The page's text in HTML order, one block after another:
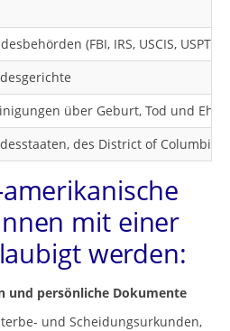
(FBI, IRS, USCIS,
über Geburt, Tod und
des District of
mit einer
werden:
und persönliche Dokumente
und Scheidungsurkunden,